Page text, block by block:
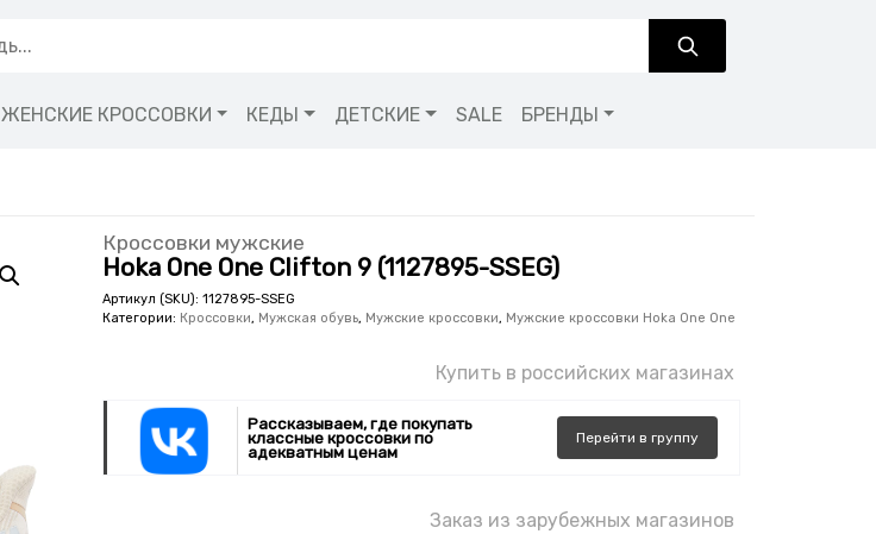
ЖЕНСКИЕ КРОССОВКИ КЕДЫ ДЕТСКИЕ SALE БРЕНДЫ
Кроссовки мужские
Hoka One One Clifton 9 (1127895-SSEG)
Артикул (SKU):1127895-SSEG
Категории: Кроссовки, Мужская обувь, Мужские кроссовки, Мужские кроссовки Hoka One One
Купить в российских магазинах
Рассказываем, где покупать
классные кроссовки по
адекватным ценам
Перейти в группу
Заказ из зарубежных магазинов